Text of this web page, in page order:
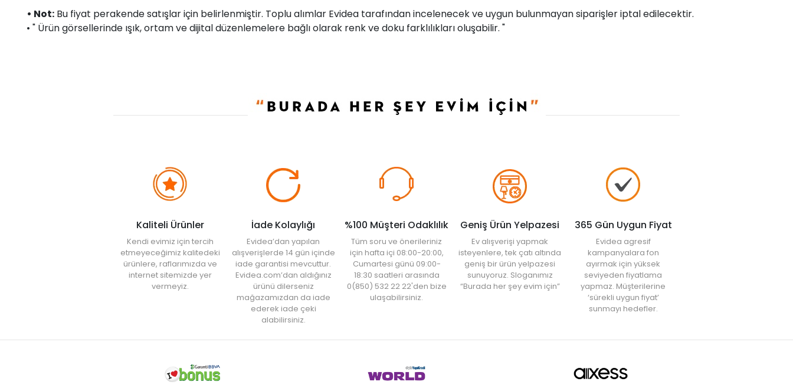
• Not: Bu fiyat perakende satışlar için belirlenmiştir. Toplu alımlar Evidea tarafından incelenecek ve uygun bulunmayan siparişler iptal edilecektir.
• " Ürün görsellerinde ışık, ortam ve dijital düzenlemelere bağlı olarak renk ve doku farklılıkları oluşabilir. "
Kaliteli Ürünler
Kendi evimiz için tercih
etmeyeceğimiz kalitedeki
ürünlere, raflarımızda ve
internet sitemizde yer
vermeyiz.
İade Kolaylığı
Evidea’dan yapılan
alışverişlerde 14 gün içinde
iade garantisi mevcuttur.
Evidea.com’dan aldığınız
ürünü dilerseniz
mağazamızdan da iade
ederek iade çeki
alabilirsiniz.
%100 Müşteri Odaklılık
Tüm soru ve önerileriniz
için hafta içi 08:00-20:00,
Cumartesi günü 09:00-
18:30 saatleri arasında
0(850) 532 22 22'den bize
ulaşabilirsiniz.
Geniş Ürün Yelpazesi
Ev alışverişi yapmak
isteyenlere, tek çatı altında
geniş bir ürün yelpazesi
sunuyoruz. Sloganımız
“Burada her şey evim için”
365 Gün Uygun Fiyat
Evidea agresif
kampanyalara fon
ayırmak için yüksek
seviyeden fiyatlama
yapmaz. Müşterilerine
‘sürekli uygun fiyat’
sunmayı hedefler.